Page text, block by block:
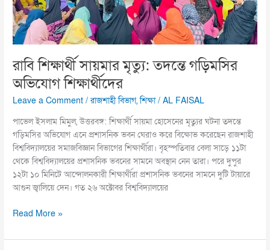
রাবি শিক্ষার্থী সায়মার মৃত্যু: তদন্তে গড়িমসির
অভিযোগ শিক্ষার্থীদের
Leave a Comment /রাজশাহী বিভাগ,শিক্ষা/AL FAISAL
পাভেল ইসলাম মিমুল, উত্তরবঙ্গ: শিক্ষার্থী সায়মা হোসেনের মৃত্যুর ঘটনা তদন্তে
গড়িমসির অভিযোগ এনে প্রশাসনিক ভবন ঘেরাও করে বিক্ষোভ করেছেন রাজশাহী
বিশ্ববিদ্যালয়ের সমাজবিজ্ঞান বিভাগের শিক্ষার্থীরা। বৃহস্পতিবার বেলা সাড়ে ১১টা
থেকে বিশ্ববিদ্যালয়ের প্রশাসনিক ভবনের সামনে অবস্থান নেন তারা। পরে দুপুর
১২টা ১০ মিনিটে আন্দোলনকারী শিক্ষার্থীরা প্রশাসনিক ভবনের সামনে দুটি টায়ারে
আগুন জ্বালিয়ে দেন। গত ২৬ অক্টোবর বিশ্ববিদ্যালয়ের
শিক্ষার্থীদের
Read More »